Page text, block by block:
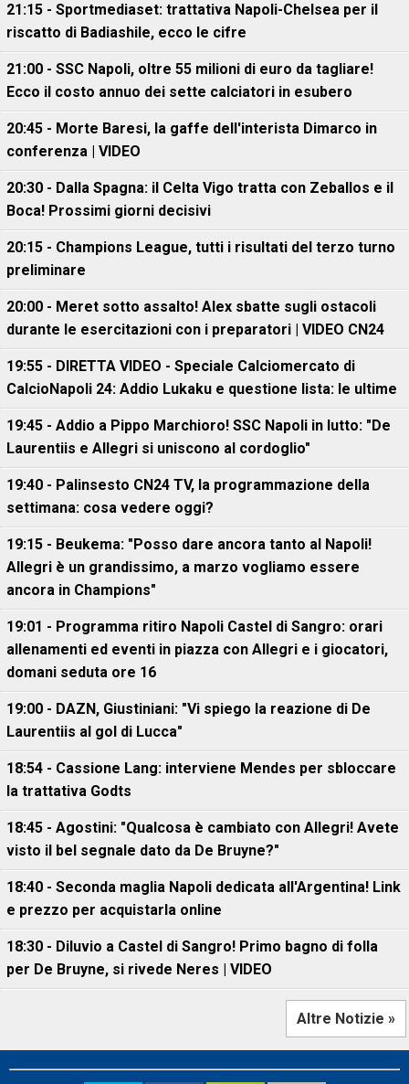
21:15 - Sportmediaset: trattativa Napoli-Chelsea per il
riscatto di Badiashile, ecco le cifre
21:00 - SSC Napoli, oltre 55 milioni di euro da tagliare!
Ecco il costo annuo dei sette calciatori in esubero
20:45 - Morte Baresi, la gaffe dell'interista Dimarco in
conferenza | VIDEO
20:30 - Dalla Spagna: il Celta Vigo tratta con Zeballos e il
Boca! Prossimi giorni decisivi
20:15 - Champions League, tutti i risultati del terzo turno
preliminare
20:00 - Meret sotto assalto! Alex sbatte sugli ostacoli
durante le esercitazioni con i preparatori | VIDEO CN24
19:55 - DIRETTA VIDEO - Speciale Calciomercato di
CalcioNapoli 24: Addio Lukaku e questione lista: le ultime
19:45 - Addio a Pippo Marchioro! SSC Napoli in lutto: "De
Laurentiis e Allegri si uniscono al cordoglio"
19:40 - Palinsesto CN24 TV, la programmazione della
settimana: cosa vedere oggi?
19:15 - Beukema: "Posso dare ancora tanto al Napoli!
Allegri è un grandissimo, a marzo vogliamo essere
ancora in Champions"
19:01 - Programma ritiro Napoli Castel di Sangro: orari
allenamenti ed eventi in piazza con Allegri e i giocatori,
domani seduta ore 16
19:00 - DAZN, Giustiniani: "Vi spiego la reazione di De
Laurentiis al gol di Lucca"
18:54 - Cassione Lang: interviene Mendes per sbloccare
la trattativa Godts
18:45 - Agostini: "Qualcosa è cambiato con Allegri! Avete
visto il bel segnale dato da De Bruyne?"
18:40 - Seconda maglia Napoli dedicata all'Argentina! Link
e prezzo per acquistarla online
18:30 - Diluvio a Castel di Sangro! Primo bagno di folla
per De Bruyne, si rivede Neres | VIDEO
Altre Notizie »